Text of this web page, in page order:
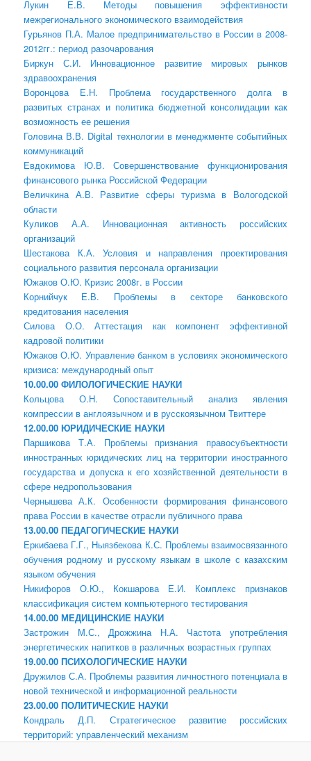
Лукин Е.В. Методы повышения эффективности
межрегионального экономического взаимодействия
Гурьянов П.А. Малое предпринимательство в России в 2008-
2012гг.: период разочарования
Биркун С.И. Инновационное развитие мировых рынков
здравоохранения
Воронцова Е.Н. Проблема государственного долга в
развитых странах и политика бюджетной консолидации как
возможность ее решения
Головина В.В. Digital технологии в менеджменте событийных
коммуникаций
Евдокимова Ю.В. Совершенствование функционирования
финансового рынка Российской Федерации
Величкина А.В. Развитие сферы туризма в Вологодской
области
Куликов А.А. Инновационная активность российских
организаций
Шестакова К.А. Условия и направления проектирования
социального развития персонала организации
Южаков О.Ю. Кризис 2008г. в России
Корнийчук Е.В. Проблемы в секторе банковского
кредитования населения
Силова О.О. Аттестация как компонент эффективной
кадровой политики
Южаков О.Ю. Управление банком в условиях экономического
кризиса: международный опыт
10.00.00 ФИЛОЛОГИЧЕСКИЕ НАУКИ
Кольцова О.Н. Сопоставительный анализ явления
компрессии в англоязычном и в русскоязычном Твиттере
12.00.00 ЮРИДИЧЕСКИЕ НАУКИ
Паршикова Т.А. Проблемы признания правосубъектности
инностранных юридических лиц на территории иностранного
государства и допуска к его хозяйственной деятельности в
сфере недропользования
Чернышева А.К. Особенности формирования финансового
права России в качестве отрасли публичного права
13.00.00 ПЕДАГОГИЧЕСКИЕ НАУКИ
Еркибаева Г.Г., Ныязбекова К.С. Проблемы взаимосвязанного
обучения родному и русскому языкам в школе с казахским
языком обучения
Никифоров О.Ю., Кокшарова Е.И. Комплекс признаков
классификация систем компьютерного тестирования
14.00.00 МЕДИЦИНСКИЕ НАУКИ
Застрожин М.С., Дрожжина Н.А. Частота употребления
энергетических напитков в различных возрастных группах
19.00.00 ПСИХОЛОГИЧЕСКИЕ НАУКИ
Дружилов С.А. Проблемы развития личностного потенциала в
новой технической и информационной реальности
23.00.00 ПОЛИТИЧЕСКИЕ НАУКИ
Кондраль Д.П. Стратегическое развитие российских
территорий: управленческий механизм